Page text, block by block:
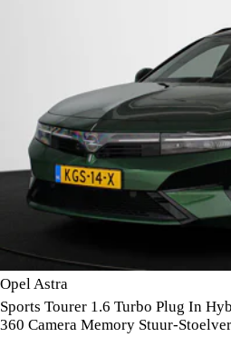
Opel Astra
Sports Tourer 1.6 Turbo Plug In
360 Camera Memory Stuur-